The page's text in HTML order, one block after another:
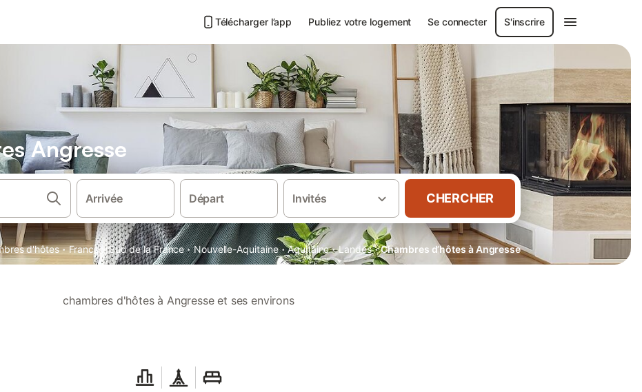
Télécharger l’app Publiez votre logement Se connecter S'inscrire
Angresse
Arrivée Départ Invités CHERCHER
d'hôtes · France · Sud de la France · Nouvelle-Aquitaine · Aquitaine · Landes · Chambres d’hôtes à Angresse
chambres d'hôtes à Angresse et ses environs